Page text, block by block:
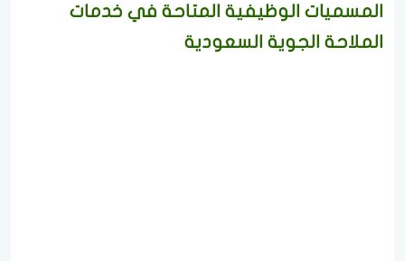
المسميات الوظيفية المتاحة في خدمات
الملاحة الجوية السعودية